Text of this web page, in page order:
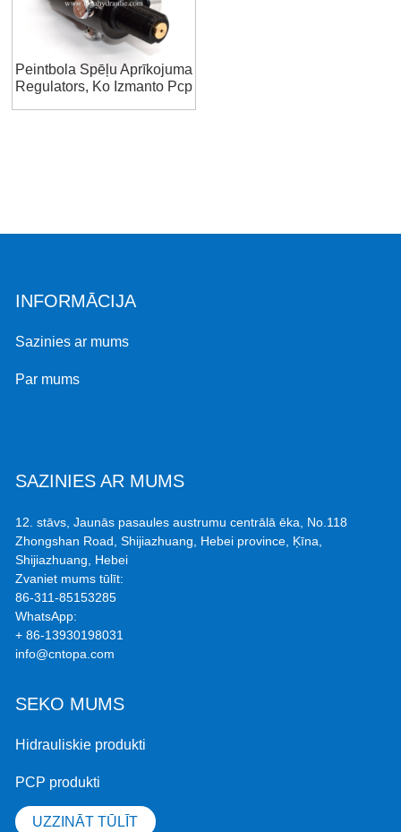
Peintbola Spēļu Aprīkojuma
Regulators, Ko Izmanto Pcp
INFORMĀCIJA
Sazinies ar mums
Par mums
SAZINIES AR MUMS
12. stāvs, Jaunās pasaules austrumu centrālā ēka, No.118
Zhongshan Road, Shijiazhuang, Hebei province, Ķīna,
Shijiazhuang, Hebei
Zvaniet mums tūlīt:
86-311-85153285
WhatsApp:
+ 86-13930198031
info@cntopa.com
SEKO MUMS
Hidrauliskie produkti
PCP produkti
UZZINĀT TŪLĪT